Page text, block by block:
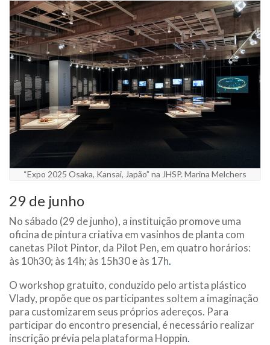
“Expo 2025 Osaka, Kansai, Japão” na JHSP. Marina Melchers
29 de junho
No sábado (29 de junho), a instituição promove uma
oficina de pintura criativa em vasinhos de planta com
canetas Pilot Pintor, da Pilot Pen, em quatro horários:
às 10h30; às 14h; às 15h30 e às 17h.
O workshop gratuito, conduzido pelo artista plástico
Vlady, propõe que os participantes soltem a imaginação
para customizarem seus próprios adereços. Para
participar do encontro presencial, é necessário realizar
inscrição prévia pela plataforma Hoppin.